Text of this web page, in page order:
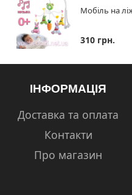
Мобіль на
310 грн.
ІНФОРМАЦІЯ
Доставка та оплата
Контакти
Про магазин